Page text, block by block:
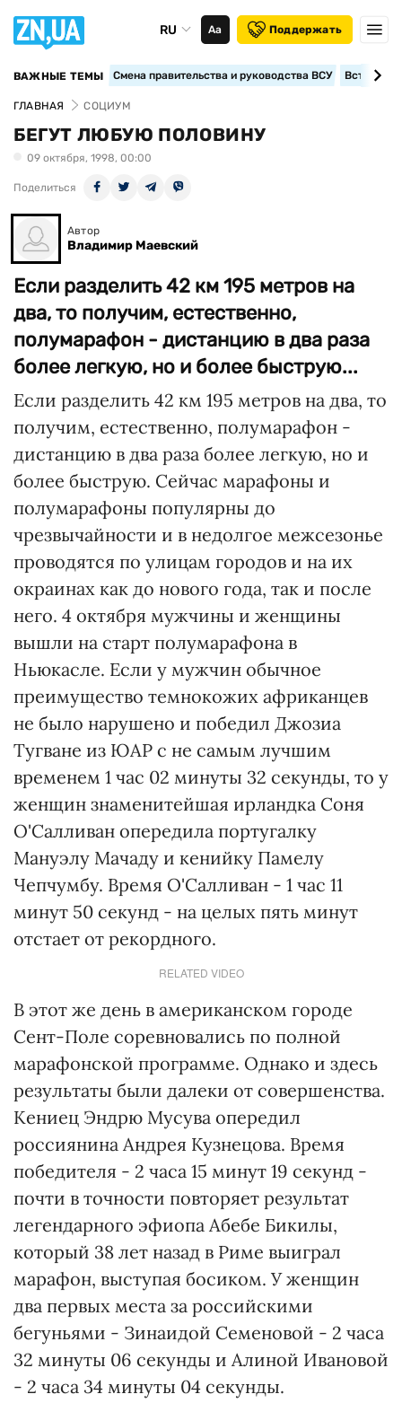
RU Аа Поддержать
ВАЖНЫЕ ТЕМЫ Смена правительства и руководства ВСУ
ГЛАВНАЯ СОЦИУМ
БЕГУТ ЛЮБУЮ ПОЛОВИНУ
09 октября, 1998, 00:00
Поделиться
Автор
Владимир Маевский
Если разделить 42 км 195 метров на
два, то получим, естественно,
полумарафон - дистанцию в два раза
более легкую, но и более быструю...
Если разделить 42 км 195 метров на два, то
получим, естественно, полумарафон -
дистанцию в два раза более легкую, но и
более быструю. Сейчас марафоны и
полумарафоны популярны до
чрезвычайности и в недолгое межсезонье
проводятся по улицам городов и на их
окраинах как до нового года, так и после
него. 4 октября мужчины и женщины
вышли на старт полумарафона в
Ньюкасле. Если у мужчин обычное
преимущество темнокожих африканцев
не было нарушено и победил Джозиа
Тугване из ЮАР с не самым лучшим
временем 1 час 02 минуты 32 секунды, то у
женщин знаменитейшая ирландка Соня
О'Салливан опередила португалку
Мануэлу Мачаду и кенийку Памелу
Чепчумбу. Время О'Салливан - 1 час 11
минут 50 секунд - на целых пять минут
отстает от рекордного.
RELATED VIDEO
В этот же день в американском городе
Сент-Поле соревновались по полной
марафонской программе. Однако и здесь
результаты были далеки от совершенства.
Кениец Эндрю Мусува опередил
россиянина Андрея Кузнецова. Время
победителя - 2 часа 15 минут 19 секунд -
почти в точности повторяет результат
легендарного эфиопа Абебе Бикилы,
который 38 лет назад в Риме выиграл
марафон, выступая босиком. У женщин
два первых места за российскими
бегуньями - Зинаидой Семеновой - 2 часа
32 минуты 06 секунды и Алиной Ивановой
- 2 часа 34 минуты 04 секунды.